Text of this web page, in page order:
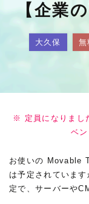
【企業
大久保 無
※ 定員になりまし
ベ
お使いの Movable
は予定されていま
定で、サーバーや